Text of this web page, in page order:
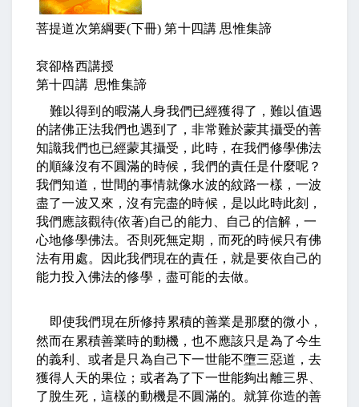
菩提道次第綱要(下冊)第十四講 思惟集諦
袞卻格西講授
第十四講 思惟集諦
難以得到的暇滿人身我們已經獲得了，難以值遇
的諸佛正法我們也遇到了，非常難於蒙其攝受的善
知識我們也已經蒙其攝受，此時，在我們修學佛法
的順緣沒有不圓滿的時候，我們的責任是什麼呢？
我們知道，世間的事情就像水波的紋路一樣，一波
盡了一波又來，沒有完盡的時候，是以此時此刻，
我們應該觀待(依著)自己的能力、自己的信解，一
心地修學佛法。否則死無定期，而死的時候只有佛
法有用處。因此我們現在的責任，就是要依自己的
能力投入佛法的修學，盡可能的去做。
即使我們現在所修持累積的善業是那麼的微小，
然而在累積善業時的動機，也不應該只是為了今生
的義利、或者是只為自己下一世能不墮三惡道，去
獲得人天的果位；或者為了下一世能夠出離三界、
了脫生死，這樣的動機是不圓滿的。就算你造的善